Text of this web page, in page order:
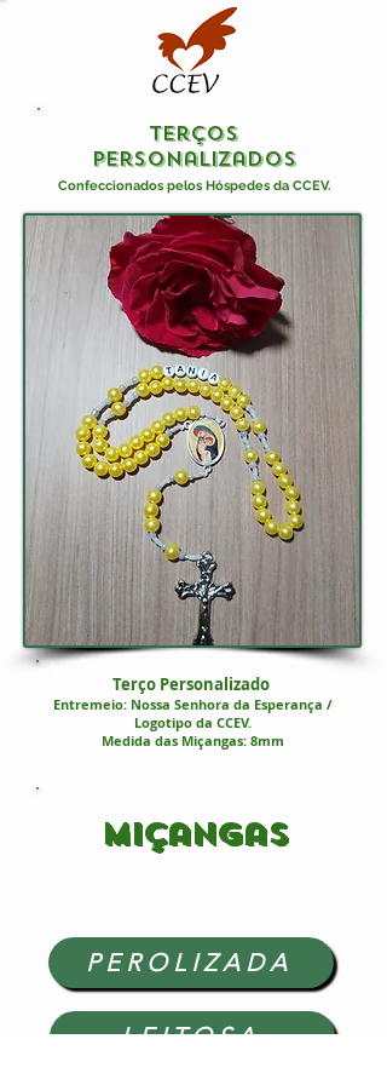
terços
personalizados
Confeccionados pelos Hóspedes da CCEV.
Terço Personalizado
Entremeio: Nossa Senhora da Esperança /
Logotipo da CCEV.
Medida das Miçangas: 8mm
Miçangas
PEROLIZADA
LEITOSA